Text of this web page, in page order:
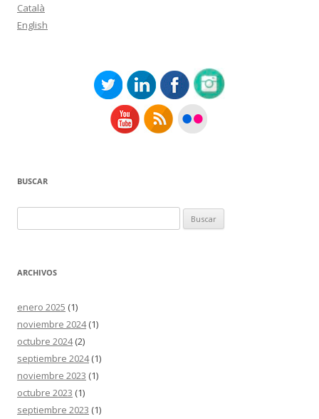
Català
English
BUSCAR
ARCHIVOS
enero 2025 (1)
noviembre 2024(1)
octubre 2024(2)
septiembre 2024(1)
noviembre 2023 (1)
octubre 2023 (1)
septiembre 2023 (1)